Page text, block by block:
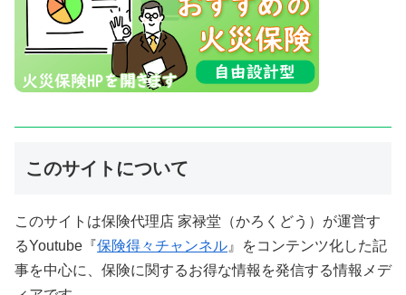
このサイトについて
このサイトは保険代理店 家禄堂（かろくどう）が運営す
るYoutube『保険得々チャンネル 』をコンテンツ化した記
事を中心に、保険に関するお得な情報を発信する情報メデ